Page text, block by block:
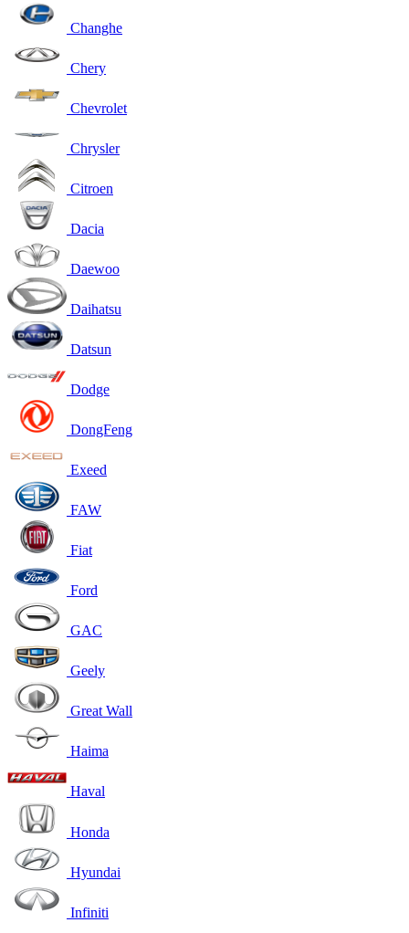
Changhe
Chery
Chevrolet
Chrysler
Citroen
Dacia
Daewoo
Daihatsu
Datsun
Dodge
DongFeng
Exeed
FAW
Fiat
Ford
GAC
Geely
Great Wall
Haima
Haval
Honda
Hyundai
Infiniti